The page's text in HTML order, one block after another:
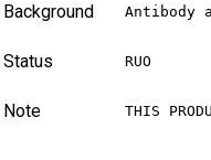
Background Antibody
Status RUO
Note THIS